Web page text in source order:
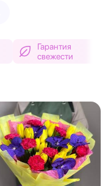
Гарантия
свежести